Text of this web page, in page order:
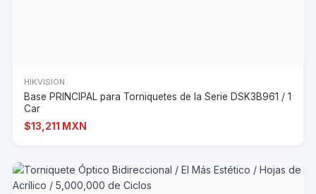
HIKVISION
Base PRINCIPAL para Torniquetes de la Serie DSK3B961 / 1
Car
$13,211 MXN